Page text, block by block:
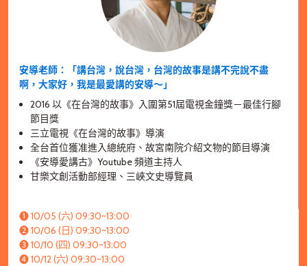
安導老師：「講台灣，說台灣，台灣的故事是講不完說不盡
啊，大家好，我是最愛講的安導～」
2016 以《在台灣的故事》入圍第51屆電視金鐘獎－最佳行腳
節目獎
三立電視《在台灣的故事》導演
全台首位獲准進入總統府、故宮南院介紹文物的節目導演
《安導愛講古》Youtube 頻道主持人
甘樂文創活動部經理、三峽文史導覽員
➊ 10/05 (六) 09:30~13:00
➋ 10/06 (日) 09:30~13:00
➌ 10/10 (四) 09:30~13:00
➍ 10/12 (六) 09:30~13:00